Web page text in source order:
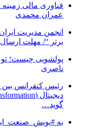
فناوری مالی
عمران محمدی
انجمن مدیریت
برتر “/ مهلت ارسال آثار ۱۵
پولشویی چیست؛
ناصری
رئیس کنفرانس بین
گوید…
به